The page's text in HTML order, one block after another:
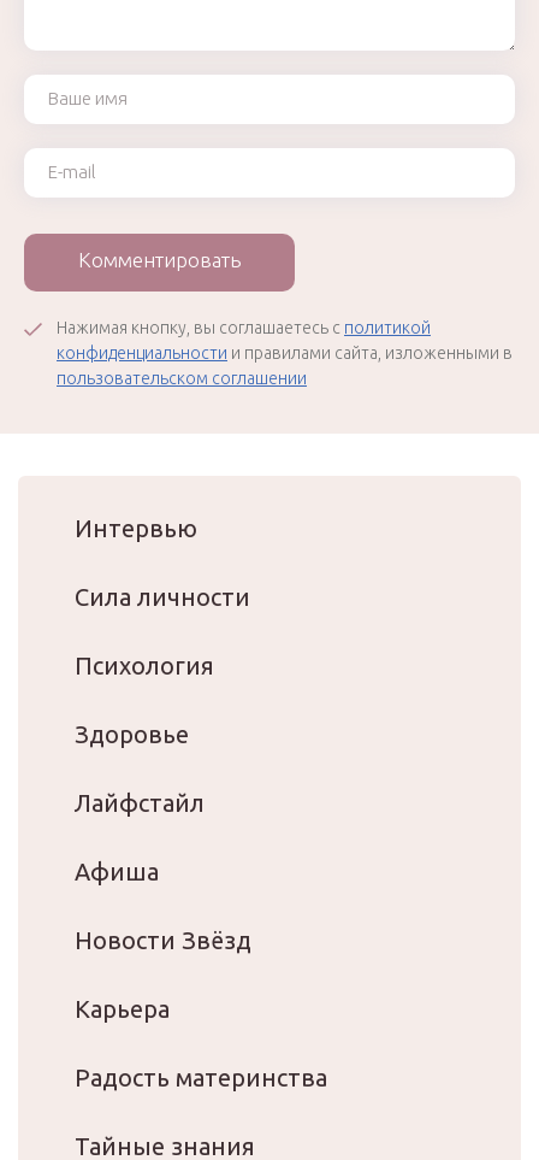
Ваше имя
Ваш e-mail
Комментировать
Нажимая кнопку, вы соглашаетесь с политикой
конфиденциальности и правилами сайта, изложенными в
пользовательском соглашении
Интервью
Сила личности
Психология
Здоровье
Лайфстайл
Афиша
Новости Звёзд
Карьера
Радость материнства
Тайные знания